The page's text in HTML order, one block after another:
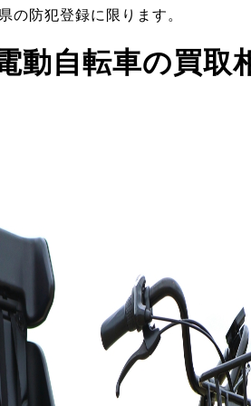
防犯登録に限ります。
動自転車の買取